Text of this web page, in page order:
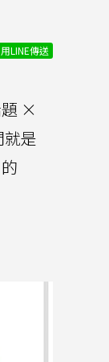
用LINE傳送
題 ×
是